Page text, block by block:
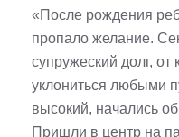
«После рождения
пропало желание.
супружеский долг, от
уклониться любыми
высокий, начались
Пришли в центр на